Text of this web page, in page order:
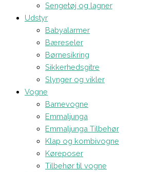
Sengetøj og lagner
Udstyr
Babyalarmer
Bæreseler
Børnesikring
Sikkerhedsgitre
Slynger og vikler
Vogne
Barnevogne
Emmaljunga
Emmaljunga Tilbehør
Klap og kombivogne
Køreposer
Tilbehør til vogne